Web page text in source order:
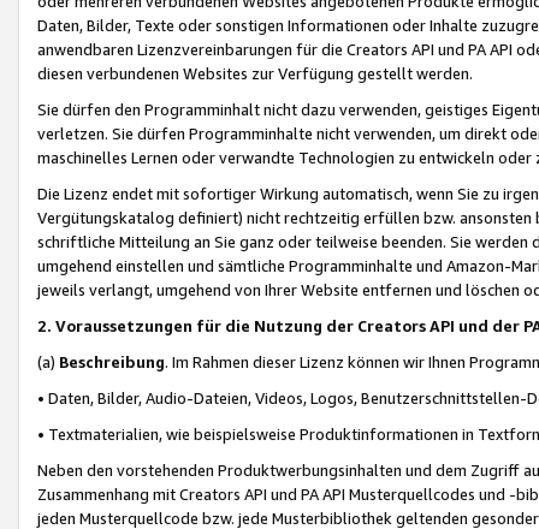
Daten, Bilder, Texte oder sonstigen Informationen oder Inhalte
anwendbaren Lizenzvereinbarungen für die Creators API und PA API
diesen verbundenen Websites zur Verfügung gestellt werden.
Sie dürfen den Programminhalt nicht dazu verwenden, geistiges
verletzen. Sie dürfen Programminhalte nicht verwenden, um direkt
maschinelles Lernen oder verwandte Technologien zu entwickeln
Die Lizenz endet mit sofortiger Wirkung automatisch, wenn Sie zu
Vergütungskatalog definiert) nicht rechtzeitig erfüllen bzw. ansonsten
schriftliche Mitteilung an Sie ganz oder teilweise beenden. Sie werden
umgehend einstellen und sämtliche Programminhalte und Amazon-
jeweils verlangt, umgehend von Ihrer Website entfernen und löschen
2. Voraussetzungen für die Nutzung der Creators API und der
(a) Beschreibung. Im Rahmen dieser Lizenz können wir Ihnen
• Daten, Bilder, Audio-Dateien, Videos, Logos, Benutzerschnittstellen-
• Textmaterialien, wie beispielsweise Produktinformationen in
Neben den vorstehenden Produktwerbungsinhalten und dem Zugriff
Zusammenhang mit Creators API und PA API Musterquellcodes und
jeden Musterquellcode bzw. jede Musterbibliothek geltenden